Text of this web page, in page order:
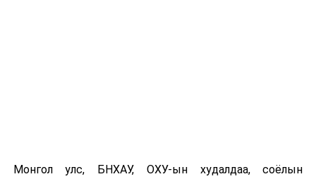
Монгол улс, БНХАУ, ОХУ-ын худалдаа, соёлын